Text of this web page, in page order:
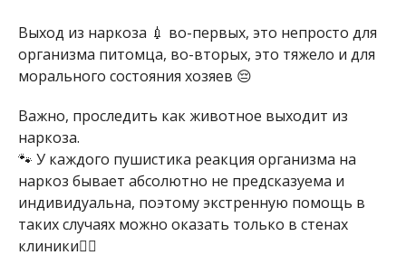
Выход из наркоза 💉 во-первых, это непросто для
организма питомца, во-вторых, это тяжело и для
морального состояния хозяев 😔
Важно, проследить как животное выходит из
наркоза.
🐾 У каждого пушистика реакция организма на
наркоз бывает абсолютно не предсказуема и
индивидуальна, поэтому экстренную помощь в
таких случаях можно оказать только в стенах
клиники👩‍⚕